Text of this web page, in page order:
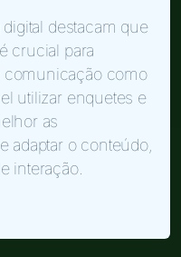
destacam que
crucial para
comunicação como
utilizar enquetes e
as
adaptar o conteúdo,
interação.